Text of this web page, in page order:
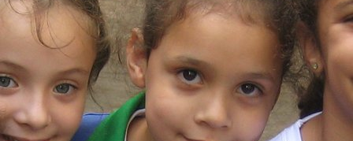
QUÉ HACEMOS
APÓYENOS
VOLUNTARIO
EVENTOS